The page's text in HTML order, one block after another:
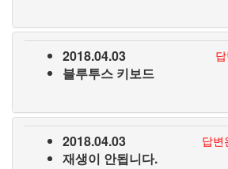
2018.04.03
블루투스 키보드
2018.04.03
재생이 안됩니다.
답변